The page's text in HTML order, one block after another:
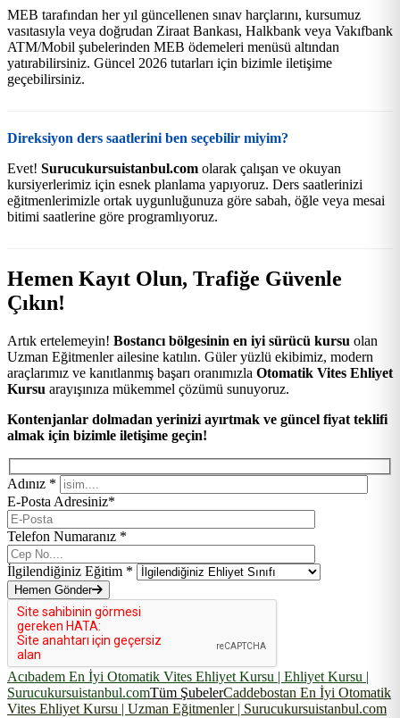
MEB tarafından her yıl güncellenen sınav harçlarını, kursumuz
vasıtasıyla veya doğrudan Ziraat Bankası, Halkbank veya Vakıfbank
ATM/Mobil şubelerinden MEB ödemeleri menüsü altından
yatırabilirsiniz. Güncel 2026 tutarları için bizimle iletişime
geçebilirsiniz.
Direksiyon ders saatlerini ben seçebilir miyim?
Evet! Surucukursuistanbul.com olarak çalışan ve okuyan
kursiyerlerimiz için esnek planlama yapıyoruz. Ders saatlerinizi
eğitmenlerimizle ortak uygunluğunuza göre sabah, öğle veya mesai
bitimi saatlerine göre programlıyoruz.
Hemen Kayıt Olun, Trafiğe Güvenle
Çıkın!
Artık ertelemeyin! Bostancı bölgesinin en iyi sürücü kursu olan
Uzman Eğitmenler ailesine katılın. Güler yüzlü ekibimiz, modern
araçlarımız ve kanıtlanmış başarı oranımızla Otomatik Vites Ehliyet
Kursu arayışınıza mükemmel çözümü sunuyoruz.
Kontenjanlar dolmadan yerinizi ayırtmak ve güncel fiyat teklifi
almak için bizimle iletişime geçin!
Adınız *
E-Posta Adresiniz*
Telefon Numaranız *
İlgilendiğiniz Eğitim *
Hemen Gönder
Acıbadem En İyi Otomatik Vites Ehliyet Kursu | Ehliyet Kursu |
Surucukursuistanbul.comTüm ŞubelerCaddebostan En İyi Otomatik
Vites Ehliyet Kursu | Uzman Eğitmenler | Surucukursuistanbul.com